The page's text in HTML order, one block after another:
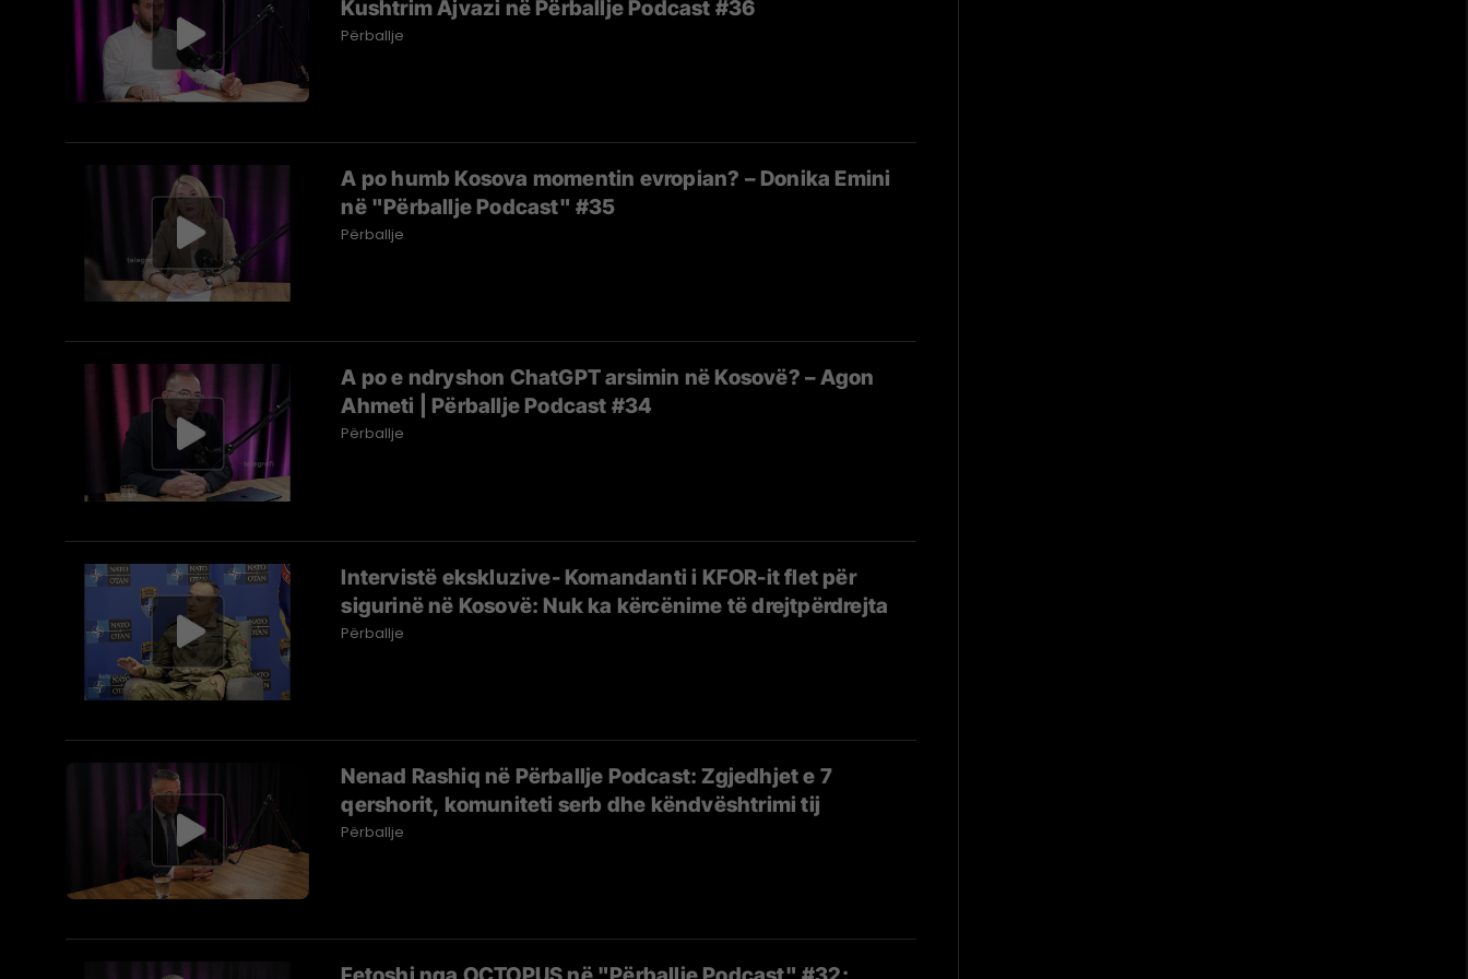
Kushtrim Ajvazi në Përballje Podcast #36
Përballje
A po humb Kosova momentin evropian? – Donika Emini
në "Përballje Podcast" #35
Përballje
A po e ndryshon ChatGPT arsimin në Kosovë? – Agon
Ahmeti | Përballje Podcast #34
Përballje
Intervistë ekskluzive- Komandanti i KFOR-it flet për
sigurinë në Kosovë: Nuk ka kërcënime të drejtpërdrejta
Përballje
Nenad Rashiq në Përballje Podcast: Zgjedhjet e 7
qershorit, komuniteti serb dhe këndvështrimi tij
Përballje